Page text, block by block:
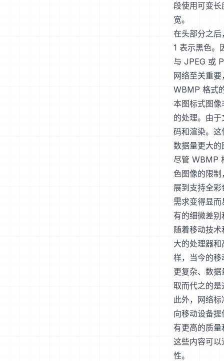
段使用可变
宽。
在头部分之
1 表示黑色。
与 JPEG 或
网络至关重
WBMP 格式
本图标式图
的处理。由
码和渲染。
数据量更大的
尽管 WBMP
色图像的限
展到支持全
需求变得显
有的细微差
随着移动技
大的处理器
样，当今的
更复杂、数
取而代之的
此外，网络
向移动设备
有更高的质
这些内容可
性。